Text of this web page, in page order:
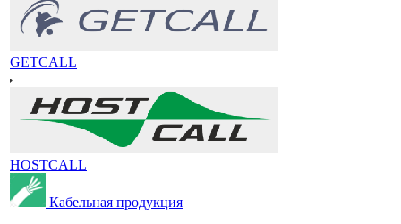
GETCALL
HOSTCALL
Кабельная продукция